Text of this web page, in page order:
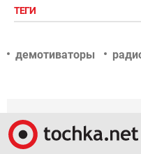
ТЕГИ
демотиваторы